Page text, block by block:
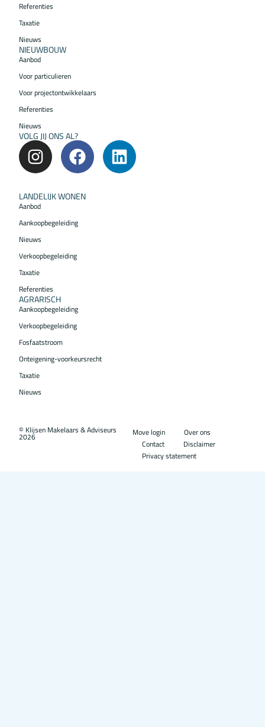
Referenties
Taxatie
Nieuws
NIEUWBOUW
Aanbod
Voor particulieren
Voor projectontwikkelaars
Referenties
Nieuws
VOLG JIJ ONS AL?
LANDELIJK WONEN
Aanbod
Aankoopbegeleiding
Nieuws
Verkoopbegeleiding
Taxatie
Referenties
AGRARISCH
Aankoopbegeleiding
Verkoopbegeleiding
Fosfaatstroom
Onteigening-voorkeursrecht
Taxatie
Nieuws
© Klijsen Makelaars & Adviseurs
2026 Move login
Over ons
Contact
Disclaimer
Privacy statement